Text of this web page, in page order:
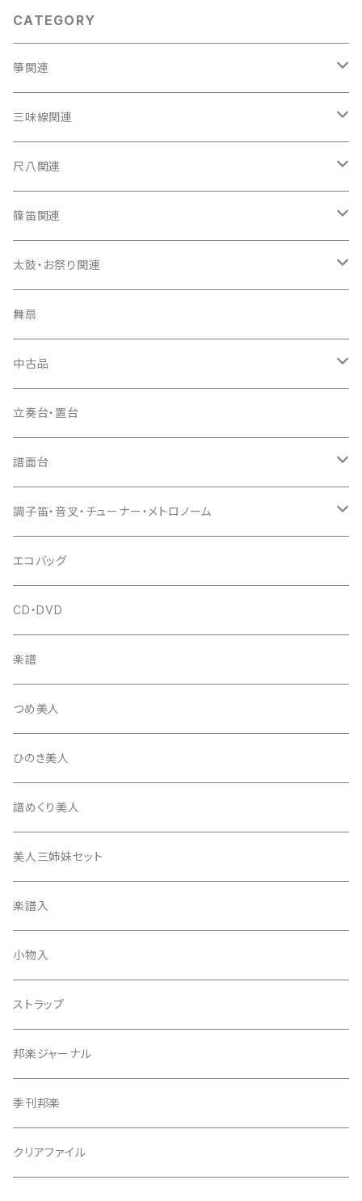
CATEGORY
箏関連
箏（本体）
箏カバー
箏袋
口前袋・尾布
爪・爪輪
爪入
爪駒入
猫足入
爪ばさみ
箏柱
柱入
平柱入
三角柱入
琴台
13絃用琴台（低）
13絃用琴台（高）
桐柱箱
消音フェルト
三味線関連
三味線（本体）
三味線ケース
長トランク・三ツ折トランク
ソフトケース
雨用カバー
長袋・三ツ組袋・胴袋
胴掛
根緒
糸
(丸三) 寿糸
はつね糸
駒
地唄駒
長唄駒
糸駒入
爪駒入
撥入
一丁撥入
三角撥入（ファスナー式）
撥
長唄・民謡撥
地唄撥
撥さや
撥滑り止めゴム
ひざゴム・胴ゴム・おひざもと
天神袋
天神巾着
指すり
つぼシール
撥皮・撥皮のり
胴板
尺八関連
尺八（本体）
尺八袋
歌口キャップ
つゆ切り
篠笛関連
篠笛（本体）
お祭り用６穴
お祭り用７穴
篠笛袋
太鼓・お祭り関連
太鼓（本体）
太鼓撥
手拍子（チャンチャン）
当り鉦
シュモク（当り鉦バチ）
舞扇
中古品
箏（本体）
三味線（本体）
立奏台・置台
譜面台
座奏用譜面台
立奏用譜面台
調子笛・音叉・チューナー・メトロノーム
調子笛・音叉
チューナー・メトロノーム
エコバッグ
CD・DVD
楽譜
つめ美人
ひのき美人
譜めくり美人
美人三姉妹セット
楽譜入
小物入
ストラップ
邦楽ジャーナル
季刊邦楽
クリアファイル